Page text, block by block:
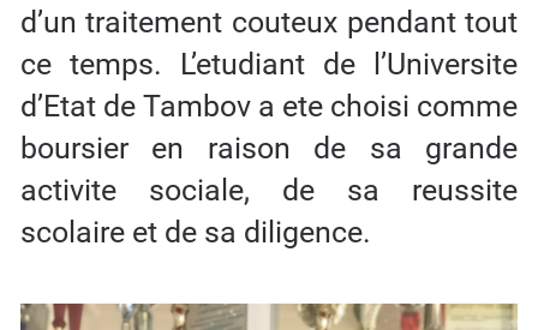
d’un traitement couteux pendant tout
ce temps. L’etudiant de l’Universite
d’Etat de Tambov a ete choisi comme
boursier en raison de sa grande
activite sociale, de sa reussite
scolaire et de sa diligence.